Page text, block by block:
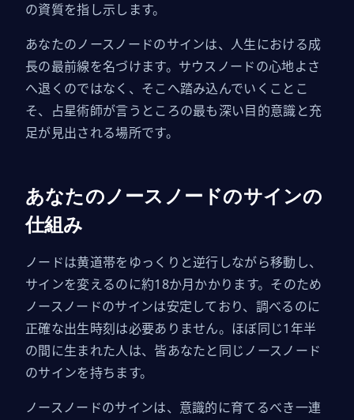
の資質を指し示します。
あなたのノースノードのサインは、人生における成
長の最前線を名づけます。サウスノードの心地よさ
へ退くのではなく、そこへ踏み込んでいくことこ
そ、占星術師が言うところの最も深い目的意識と充
足が見出される場所です。
あなたのノースノードのサインの
仕組み
ノードは黄道帯をゆっくりと逆行しながら移動し、
サインを変えるのに約18か月かかります。そのため
ノースノードのサインは安定しており、調べるのに
正確な出生時刻は必要ありません。ほぼ同じ1年半
の間に生まれた人は、皆あなたと同じノースノード
のサインを持ちます。
ノースノードのサインは、意識的に育てるべき一連